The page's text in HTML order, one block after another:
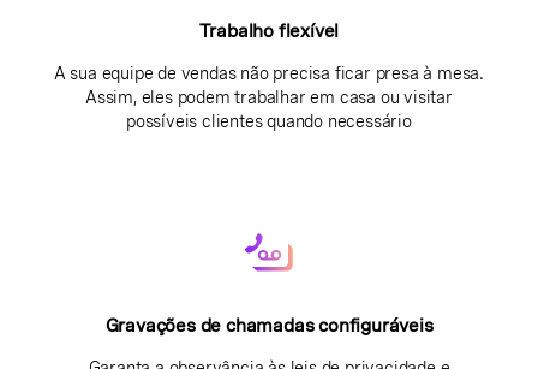
Trabalho flexível
A sua equipe de vendas não precisa ficar presa à mesa.
Assim, eles podem trabalhar em casa ou visitar
possíveis clientes quando necessário
Gravações de chamadas configuráveis